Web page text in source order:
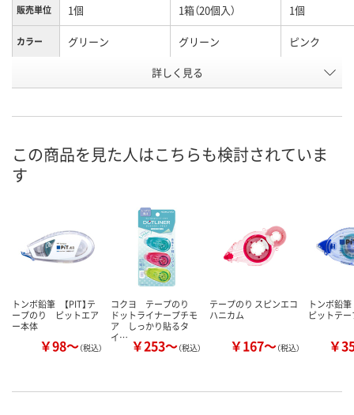
販売単位 1個 1箱（20個入） 1個
カラー グリーン グリーン ピンク
1233876 5846267
8月12日（水）
カゴへ
詳しく見る
この商品を見た人はこちらも検討されていま
す
トンボ鉛筆 【PIT】テ
ープのり ピットエア
ー本体
￥98～（税込）
コクヨ テープのり
ドットライナープチモ
ア しっかり貼るタ
イ… ￥253～（税込）
テープのり スピンエコ
ハニカム
￥167～（税込）
トンボ鉛
ピットテ
￥